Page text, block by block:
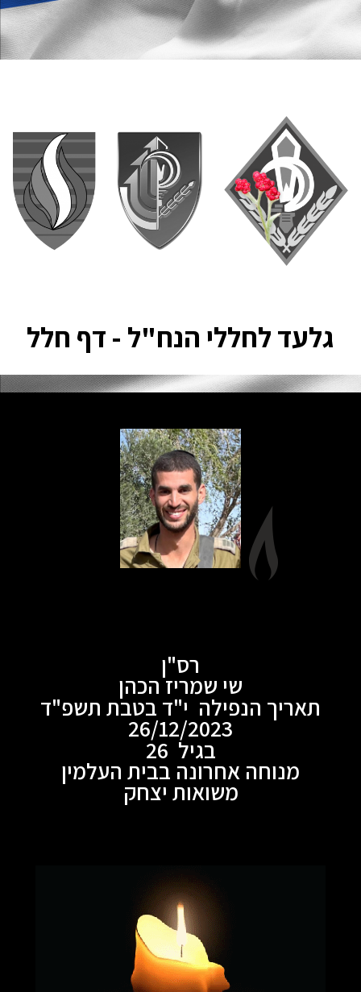
גלעד לחללי הנח"ל - דף חלל
רס"ן
שי שמריז הכהן
תאריך הנפילה י"ד בטבת תשפ"ד
26/12/2023
בגיל 26
מנוחה אחרונה בבית העלמין
משואות יצחק